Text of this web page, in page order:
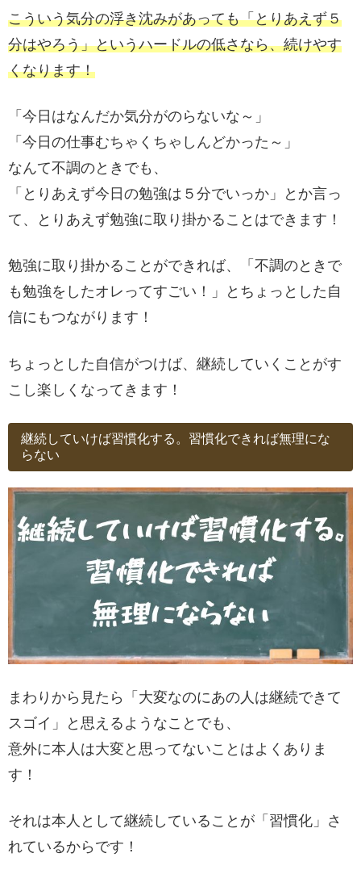
こういう気分の浮き沈みがあっても「とりあえず５
分はやろう」というハードルの低さなら、続けやす
くなります！
「今日はなんだか気分がのらないな～」
「今日の仕事むちゃくちゃしんどかった～」
なんて不調のときでも、
「とりあえず今日の勉強は５分でいっか」とか言っ
て、とりあえず勉強に取り掛かることはできます！
勉強に取り掛かることができれば、「不調のときで
も勉強をしたオレってすごい！」とちょっとした自
信にもつながります！
ちょっとした自信がつけば、継続していくことがす
こし楽しくなってきます！
継続していけば習慣化する。習慣化できれば無理にな
らない
まわりから見たら「大変なのにあの人は継続できて
スゴイ」と思えるようなことでも、
意外に本人は大変と思ってないことはよくありま
す！
それは本人として継続していることが「習慣化」さ
れているからです！